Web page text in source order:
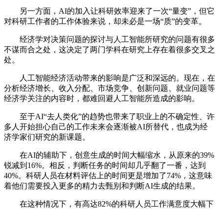
另一方面，AI的加入让科研效率迎来了一次“量变”，但它
对科研工作者的工作体验来说，却未必是一场“质”的变革。
经济学对决策问题的探讨与人工智能所研究的问题有很多
不谋而合之处，这决定了两门学科在研究上存在着很多交叉之
处。
人工智能经济活动带来的影响是广泛和深远的。现在，在
分析经济增长、收入分配、市场竞争、创新问题、就业问题等
经济学关注的内容时，都难回避人工智能所造成的影响。
至于AI“去人类化”的趋势也带来了职业上的不确定性、许
多人开始担心自己的工作未来会逐渐被AI所替代，也成为经
济学家们研究的新课题。
在AI的辅助下，创意生成的时间大幅缩水，从原来的39%
锐减到16%。相反，判断任务的时间却几乎翻了一番，达到
40%。科研人员在材料评估上的时间更是增加了74%，这意味
着他们需要投入更多的精力去甄别和判断AI生成的结果。
在这种情况下，有高达82%的科研人员工作满意度大幅下